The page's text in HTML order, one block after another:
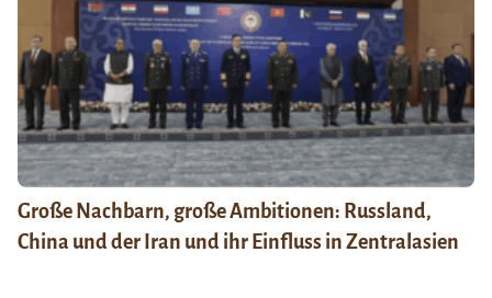
Große Nachbarn, große Ambitionen: Russland,
China und der Iran und ihr Einfluss in Zentralasien